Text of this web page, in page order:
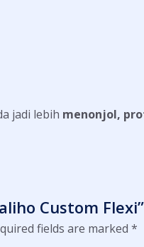
jadi lebih menonjol,
Custom Flexi”
fields are marked *